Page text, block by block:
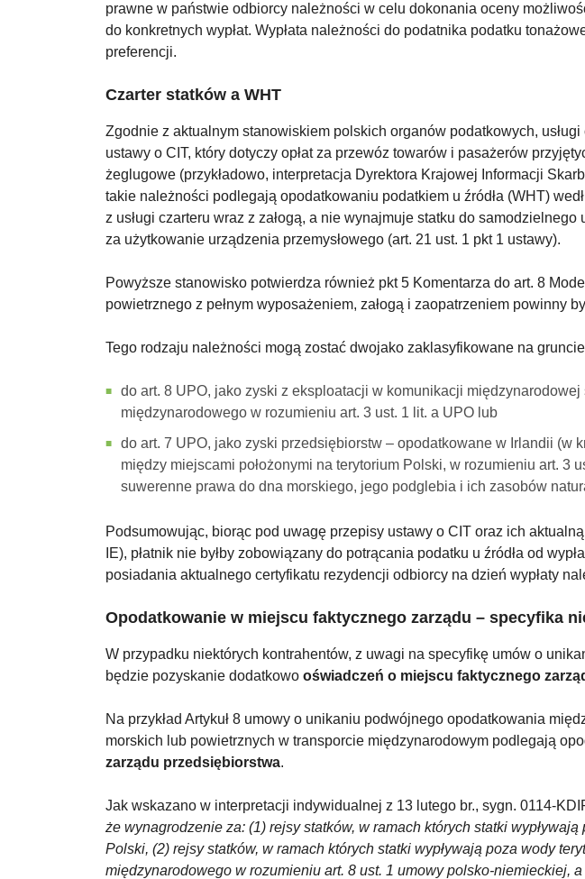
prawne w państwie odbiorcy należności w celu dokonania oceny
do konkretnych wypłat. Wypłata należności do podatnika podatku
preferencji.
Czarter statków a WHT
Zgodnie z aktualnym stanowiskiem polskich organów podatkowych,
ustawy o CIT, który dotyczy opłat za przewóz towarów i pasażerów
żeglugowe (przykładowo, interpretacja Dyrektora Krajowej Informacji
takie należności podlegają opodatkowaniu podatkiem u źródła (WHT)
z usługi czarteru wraz z załogą, a nie wynajmuje statku do
za użytkowanie urządzenia przemysłowego (art. 21 ust. 1 pkt 1 ustawy).
Powyższe stanowisko potwierdza również pkt 5 Komentarza do art. 8
powietrznego z pełnym wyposażeniem, załogą i zaopatrzeniem powinny
Tego rodzaju należności mogą zostać dwojako zaklasyfikowane na
do art. 8 UPO, jako zyski z eksploatacji w komunikacji
międzynarodowego w rozumieniu art. 3 ust. 1 lit. a UPO lub
do art. 7 UPO, jako zyski przedsiębiorstw – opodatkowane w Irlandii (w
między miejscami położonymi na terytorium Polski, w rozumieniu art.
suwerenne prawa do dna morskiego, jego podglebia i ich zasobów
Podsumowując, biorąc pod uwagę przepisy ustawy o CIT oraz ich
IE), płatnik nie byłby zobowiązany do potrącania podatku u źródła od
posiadania aktualnego certyfikatu rezydencji odbiorcy na dzień wypłaty
Opodatkowanie w miejscu faktycznego zarządu – specyfika
W przypadku niektórych kontrahentów, z uwagi na specyfikę umów o
będzie pozyskanie dodatkowo oświadczeń o miejscu faktycznego
Na przykład Artykuł 8 umowy o unikaniu podwójnego opodatkowania
morskich lub powietrznych w transporcie międzynarodowym podlegają
zarządu przedsiębiorstwa.
Jak wskazano w interpretacji indywidualnej z 13 lutego br., sygn. 0114-
że wynagrodzenie za: (1) rejsy statków, w ramach których statki
Polski, (2) rejsy statków, w ramach których statki wypływają poza wody
międzynarodowego w rozumieniu art. 8 ust. 1 umowy polsko-niemieckiej,